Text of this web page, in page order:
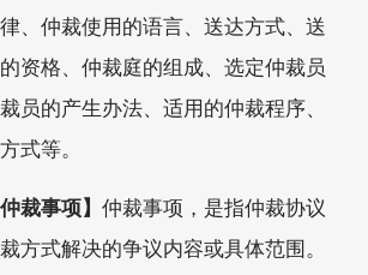
、仲裁使用的语言、送达方式、送
资格、仲裁庭的组成、选定仲裁员
员的产生办法、适用的仲裁程序、
式等。
裁事项】仲裁事项，是指仲裁协议
方式解决的争议内容或具体范围。